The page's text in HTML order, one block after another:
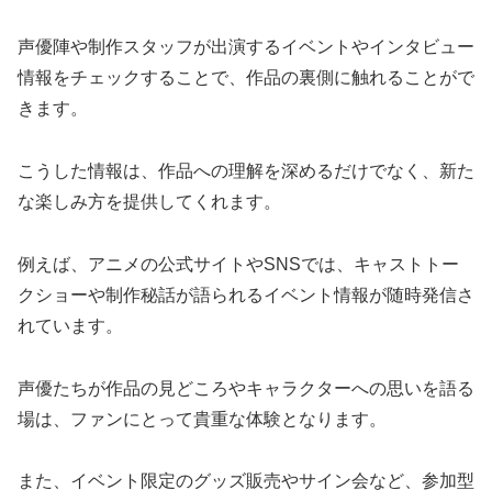
声優陣や制作スタッフが出演するイベントやインタビュー
情報をチェックすることで、作品の裏側に触れることがで
きます。
こうした情報は、作品への理解を深めるだけでなく、新た
な楽しみ方を提供してくれます。
例えば、アニメの公式サイトやSNSでは、キャストトー
クショーや制作秘話が語られるイベント情報が随時発信さ
れています。
声優たちが作品の見どころやキャラクターへの思いを語る
場は、ファンにとって貴重な体験となります。
また、イベント限定のグッズ販売やサイン会など、参加型